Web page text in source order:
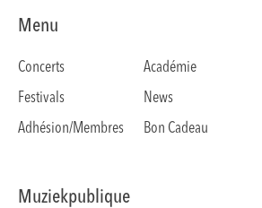
Menu
Concerts Académie
Festivals
News
Adhésion/Membres
Bon Cadeau
Muziekpublique